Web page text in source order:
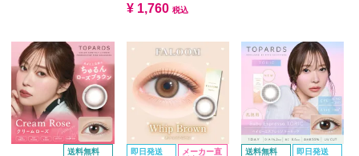
¥ 1,760 税込
送料無料
即日発送
メーカー直
送料無料 即日発送